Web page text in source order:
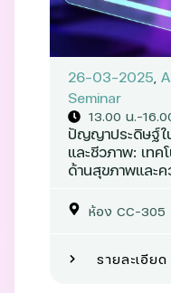
26-03-2025,
Seminar
13.00 น
ปัญญาประดิษฐ์ใ
และชีวภาพ: เทค
ด้านสุขภาพและ
ห้อง CC-305
รายละเอียด